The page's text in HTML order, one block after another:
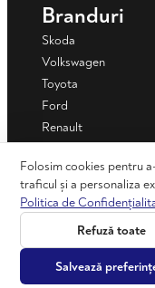
Branduri
Skoda
Volkswagen
Toyota
Ford
Renault
Dacia
+ Vezi toate
©2026
Folosim cookies pentru
traficul și a personaliza
Politica de
Refuză toate
Salvează